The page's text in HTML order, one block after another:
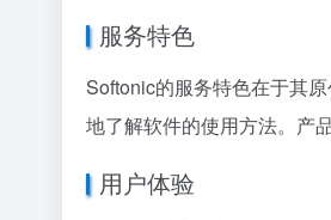
服务特色
Softonic的服务特色在于其
地了解软件的使用方法。产
用户体验